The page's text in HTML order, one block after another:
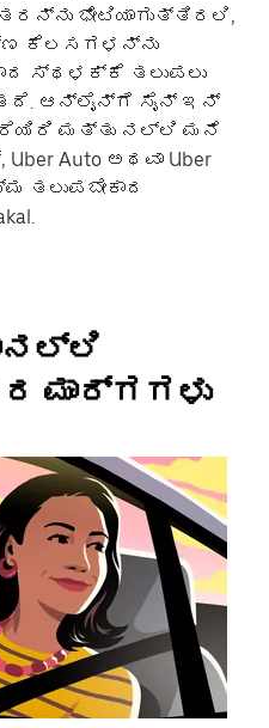
ಭೇಟಿಯಾಗುತ್ತಿರಲಿ,
ಕೆಲಸಗಳನ್ನು
ಸ್ಥಳಕ್ಕೆ ತಲುಪಲು
ಆನ್‌ಲೈನ್‌ಗೆ ಸೈನ್ ಇನ್
ಮತ್ತು ನಲ್ಲಿ ಮನೆ
Auto ಅಥವಾ Uber
ತಲುಪಬೇಕಾದ
ಮಾರ್ಗಗಳು